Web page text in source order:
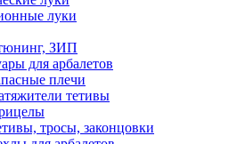
луки
ЗИП
для арбалетов
плечи
тетивы
тросы, законцовки